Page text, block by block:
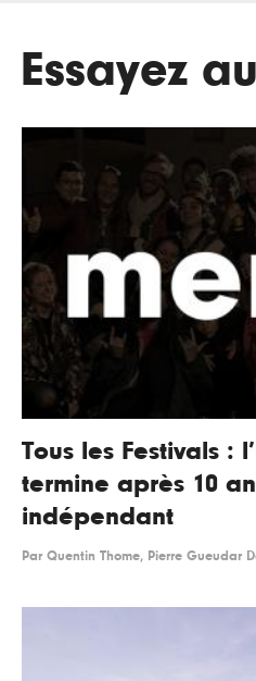
Essayez
Tous les Festivals :
termine après 10
indépendant
Par Quentin Thome, Pierre Gueudar